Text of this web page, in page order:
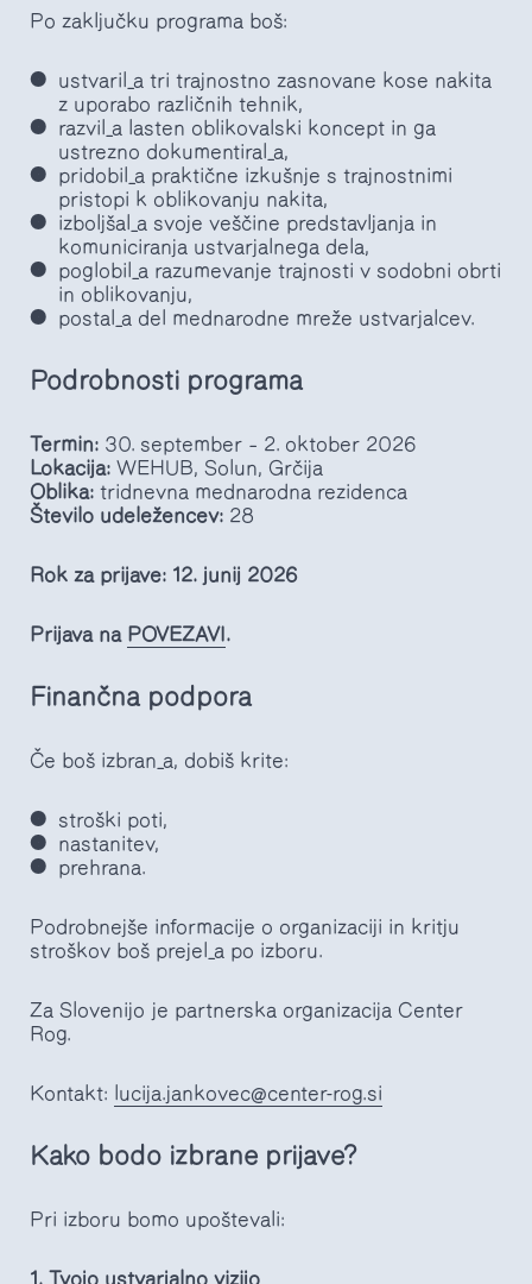
Po zaključku programa boš:
ustvaril_a tri trajnostno zasnovane kose nakita
z uporabo različnih tehnik,
razvil_a lasten oblikovalski koncept in ga
ustrezno dokumentiral_a,
pridobil_a praktične izkušnje s trajnostnimi
pristopi k oblikovanju nakita,
izboljšal_a svoje veščine predstavljanja in
komuniciranja ustvarjalnega dela,
poglobil_a razumevanje trajnosti v sodobni obrti
in oblikovanju,
postal_a del mednarodne mreže ustvarjalcev.
Podrobnosti programa
Termin: 30. september – 2. oktober 2026
Lokacija: WEHUB, Solun, Grčija
Oblika: tridnevna mednarodna rezidenca
Število udeležencev: 28
Rok za prijave: 12. junij 2026
Prijava na POVEZAVI .
Finančna podpora
Če boš izbran_a, dobiš krite:
stroški poti,
nastanitev,
prehrana.
Podrobnejše informacije o organizaciji in kritju
stroškov boš prejel_a po izboru.
Za Slovenijo je partnerska organizacija Center
Rog.
Kontakt: lucija.jankovec@center-rog.si
Kako bodo izbrane prijave?
Pri izboru bomo upoštevali:
1. Tvojo ustvarjalno vizijo